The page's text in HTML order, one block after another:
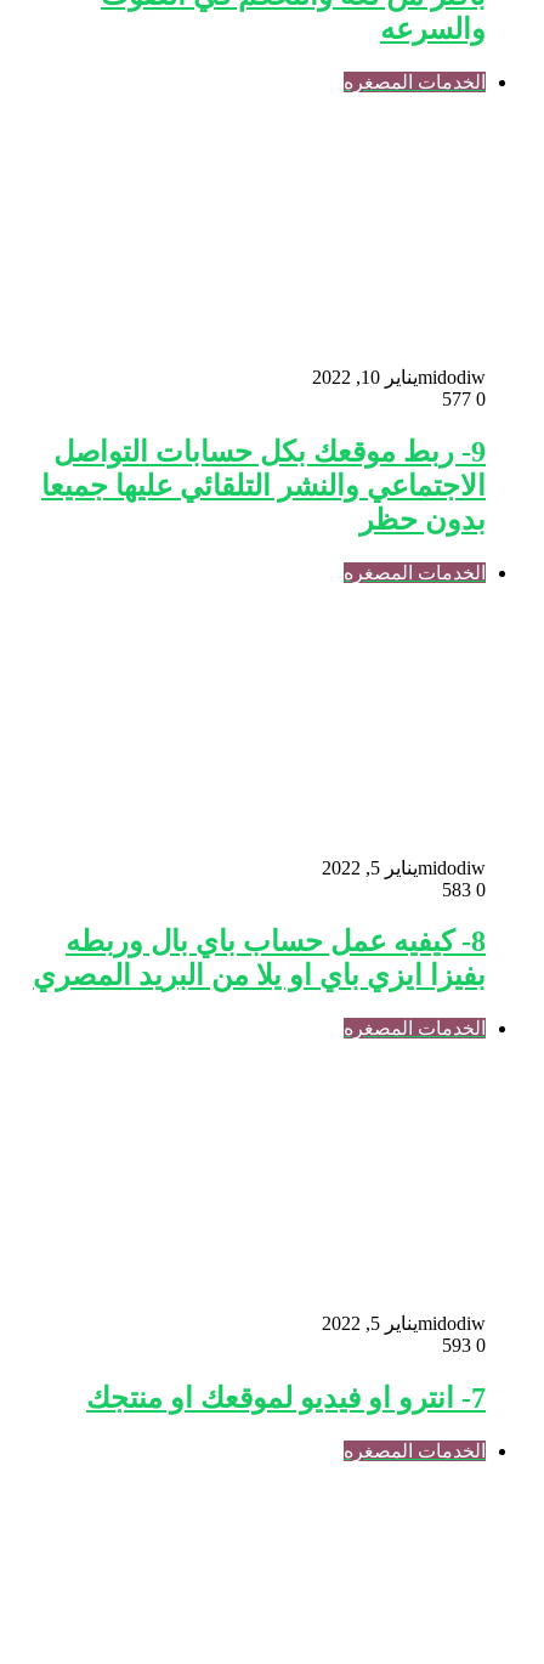
والسرعه
الخدمات المصغره
midodiwيناير 10, 2022
0
9- ربط موقعك بكل حسابات التواصل
الاجتماعي والنشر التلقائي عليها جميعا
بدون حظر
الخدمات المصغره
midodiwيناير 5, 2022
0
8- كيفيه عمل حساب باي بال وربطه
بفيزا ايزي باي او يلا من البريد المصري
الخدمات المصغره
midodiwيناير 5, 2022
0
7- انترو او فيديو لموقعك او منتجك
الخدمات المصغره